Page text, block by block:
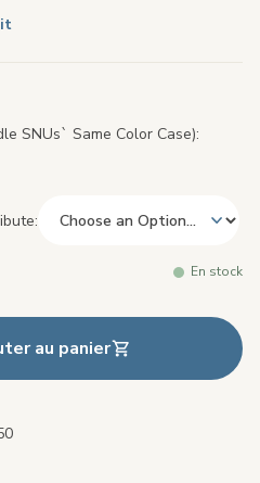
SNUs` Same Color Case)
En stock
au panier